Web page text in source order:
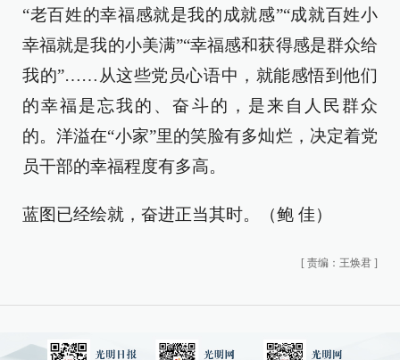
“老百姓的幸福感就是我的成就感”“成就百姓小
幸福就是我的小美满”“幸福感和获得感是群众给
我的”……从这些党员心语中，就能感悟到他们
的幸福是忘我的、奋斗的，是来自人民群众
的。洋溢在“小家”里的笑脸有多灿烂，决定着党
员干部的幸福程度有多高。
蓝图已经绘就，奋进正当其时。（鲍 佳）
[ 责编：王焕君 ]